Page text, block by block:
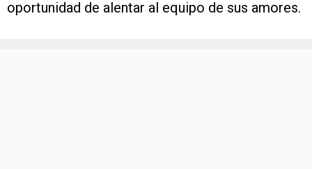
oportunidad de alentar al equipo de sus amores.